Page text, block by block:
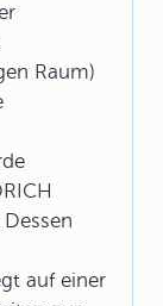
Raum)
Dessen
auf einer